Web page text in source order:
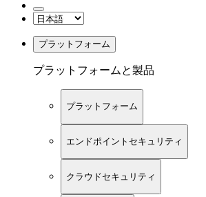
プラットフォーム
プラットフォームと製品
プラットフォーム
エンドポイントセキュリティ
クラウドセキュリティ